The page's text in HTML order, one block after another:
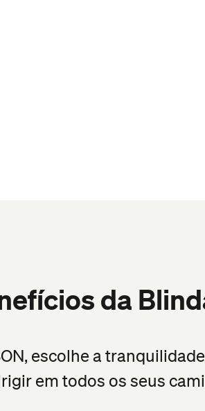
da
escolhe a
em todos os seus